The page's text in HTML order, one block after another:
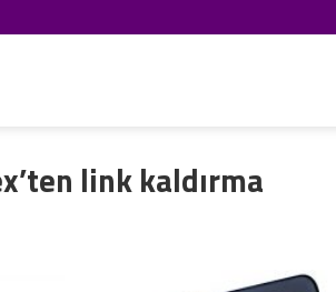
link kaldırma